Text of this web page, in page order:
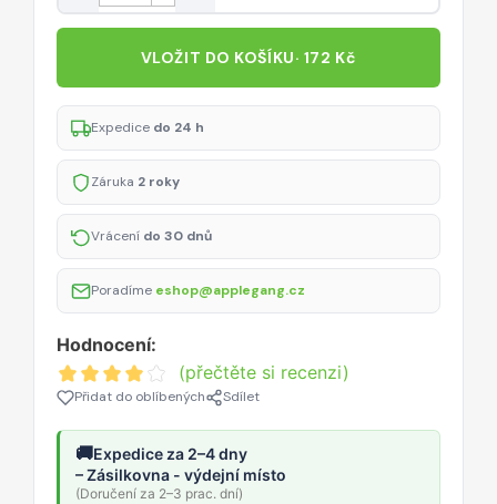
VLOŽIT DO KOŠÍKU· 172 Kč
Expedice do 24 h
Záruka 2 roky
Vrácení do 30 dnů
Poradíme eshop@applegang.cz
Hodnocení:
(přečtěte si recenzi)
Přidat do oblíbených Sdílet
🚚Expedice za 2–4 dny
– Zásilkovna - výdejní místo
(Doručení za 2–3 prac. dní)